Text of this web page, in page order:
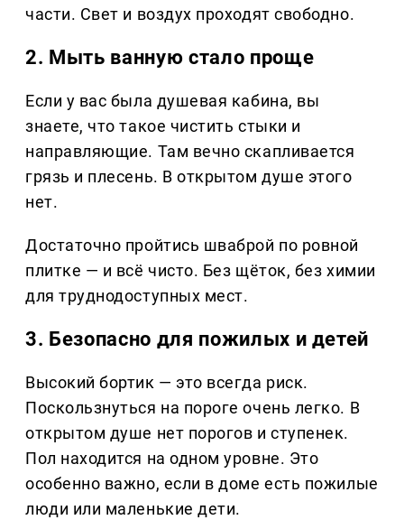
части. Свет и воздух проходят свободно.
2. Мыть ванную стало проще
Если у вас была душевая кабина, вы
знаете, что такое чистить стыки и
направляющие. Там вечно скапливается
грязь и плесень. В открытом душе этого
нет.
Достаточно пройтись шваброй по ровной
плитке — и всё чисто. Без щёток, без химии
для труднодоступных мест.
3. Безопасно для пожилых и детей
Высокий бортик — это всегда риск.
Поскользнуться на пороге очень легко. В
открытом душе нет порогов и ступенек.
Пол находится на одном уровне. Это
особенно важно, если в доме есть пожилые
люди или маленькие дети.